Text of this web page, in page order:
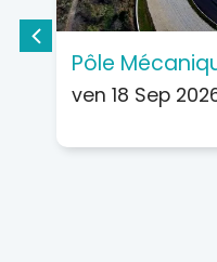
Pôle
ven 18 Sep